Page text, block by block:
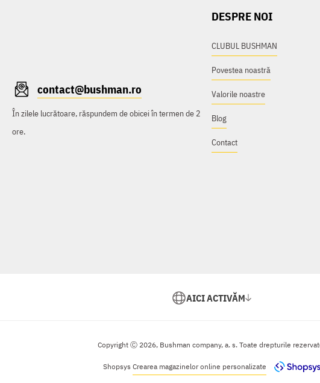
contact@bushman.ro
În zilele lucrătoare, răspundem de obicei în termen de 2
ore.
DESPRE NOI
CLUBUL BUSHMAN
Povestea noastră
Valorile noastre
Blog
Contact
AICI ACTIVĂM
Copyright Ⓒ 2026, Bushman company, a. s. Toate drepturile
Shopsys Crearea magazinelor online personalizate